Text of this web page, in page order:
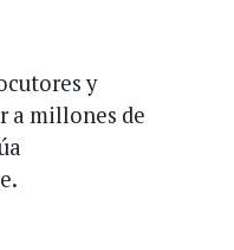
y
a millones de